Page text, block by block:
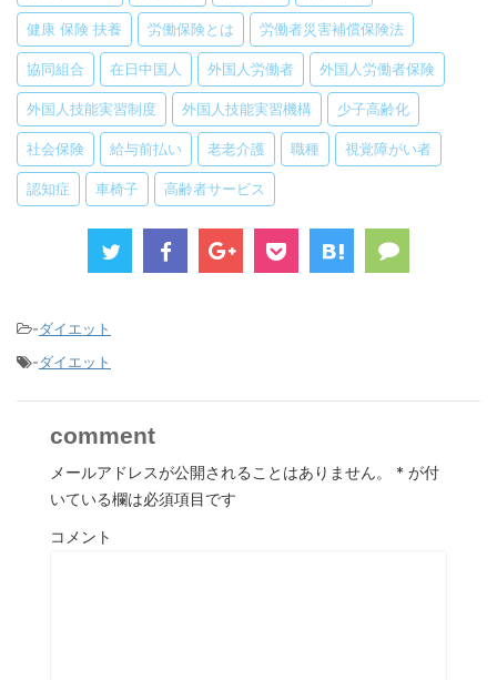
健康 保険 扶養 労働保険とは 労働者災害補償保険法
協同組合 在日中国人 外国人労働者 外国人労働者保険
外国人技能実習制度 外国人技能実習機構 少子高齢化
社会保険 給与前払い 老老介護 職種 視覚障がい者
認知症 車椅子 高齢者サービス
-ダイエット
-ダイエット
comment
メールアドレスが公開されることはありません。 * が付
いている欄は必須項目です
コメント